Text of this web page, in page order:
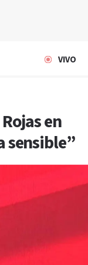
VIVO
en
sensible”